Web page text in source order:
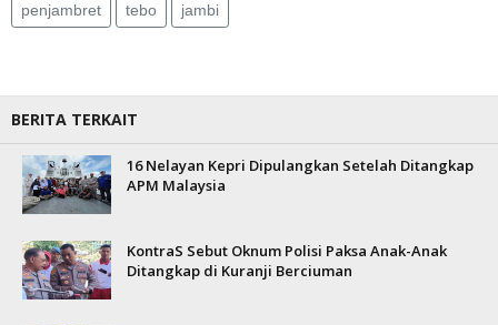
penjambret tebo jambi
BERITA TERKAIT
16 Nelayan Kepri Dipulangkan Setelah Ditangkap
APM Malaysia
KontraS Sebut Oknum Polisi Paksa Anak-Anak
Ditangkap di Kuranji Berciuman